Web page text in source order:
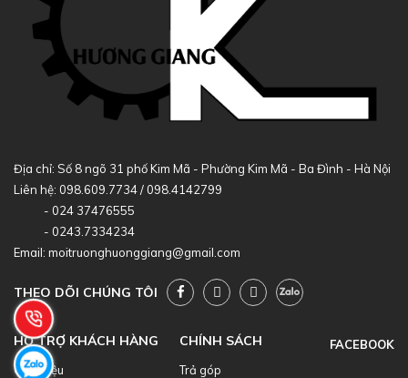
Địa chỉ: Số 8 ngõ 31 phố Kim Mã - Phường Kim Mã - Ba Đình - Hà Nội
Liên hệ: 098.609.7734 / 098.4142799
- 024 37476555
- 0243.7334234
Email: moitruonghuonggiang@gmail.com
THEO DÕI CHÚNG TÔI
HỖ TRỢ KHÁCH HÀNG
Giới thiệu
CHÍNH SÁCH
Trả góp
FACEBOOK